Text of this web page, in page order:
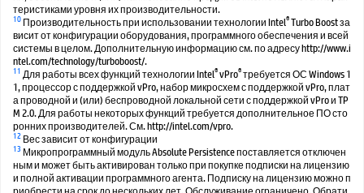
теристиками уровня их производительности.
10 Производительность при использовании технологии Intel®Turbo Boost за
висит от конфигурации оборудования, программного обеспечения и всей
системы в целом. Дополнительную информацию см. по адресу http://www.i
ntel.com/technology/turboboost/.
11 Для работы всех функций технологии Intel®vPro®требуется ОС Windows 1
1, процессор с поддержкой vPro, набор микросхем с поддержкой vPro, плат
а проводной и (или) беспроводной локальной сети с поддержкой vPro и TP
M 2.0. Для работы некоторых функций требуется дополнительное ПО сто
ронних производителей. См. http://intel.com/vpro.
12 Вес зависит от конфигурации
13 Микропрограммный модуль Absolute Persistence поставляется отключен
ным и может быть активирован только при покупке подписки на лицензию
и полной активации программного агента. Подписку на лицензию можно п